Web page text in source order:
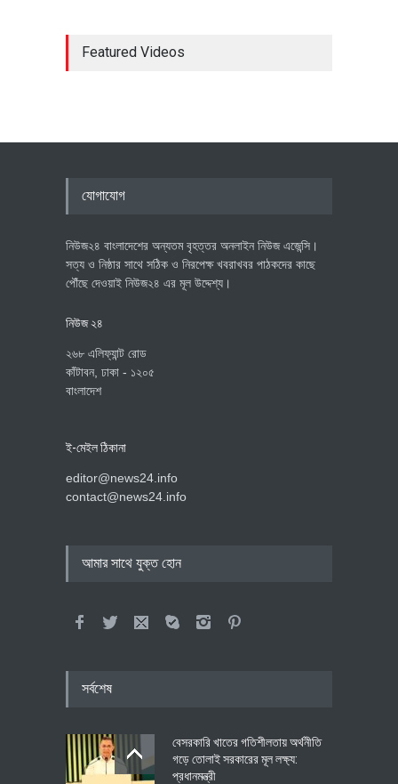
Featured Videos
যোগাযোগ
নিউজ২৪ বাংলাদেশের অন্যতম বৃহত্তর অনলাইন নিউজ এজেন্সি।
সত্য ও নিষ্ঠার সাথে সঠিক ও নিরপেক্ষ খবরাখবর পাঠকদের কাছে
পৌঁছে দেওয়াই নিউজ২৪ এর মূল উদ্দেশ্য।
নিউজ ২৪
২৬৮ এলিফ্যান্ট রোড
কাঁটাবন, ঢাকা - ১২০৫
বাংলাদেশ
ই-মেইল ঠিকানা
editor@news24.info
contact@news24.info
আমার সাথে যুক্ত হোন
সর্বশেষ
বেসরকারি খাতের গতিশীলতায় অর্থনীতি
গড়ে তোলাই সরকারের মূল লক্ষ্য:
প্রধানমন্ত্রী